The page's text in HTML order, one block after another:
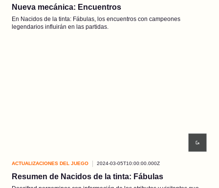
Nueva mecánica: Encuentros
En Nacidos de la tinta: Fábulas, los encuentros con campeones
legendarios influirán en las partidas.
ACTUALIZACIONES DEL JUEGO 2024-03-05T10:00:00.000Z
Resumen de Nacidos de la tinta: Fábulas